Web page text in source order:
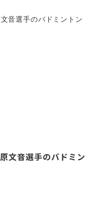
文音選手のバドミン